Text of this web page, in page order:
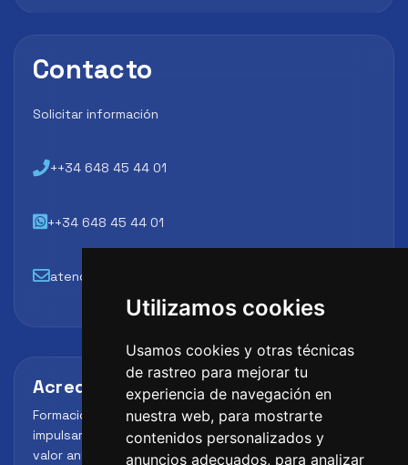
Utilizamos cookies
Usamos cookies y otras técnicas
de rastreo para mejorar tu
experiencia de navegación en
nuestra web, para mostrarte
contenidos personalizados y
anuncios adecuados, para analizar
Contacto
Solicitar información
++34 648 45 44 01
++34 648 45 44 01
atencion@futbollab.com
Acreditaciones y alianzas
Formación, metodología y reconocimiento para
impulsar el perfil profesional del alumno y reforzar su
valor ante clubes, academias y entidades deportivas.